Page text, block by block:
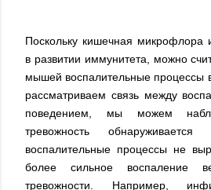
Поскольку кишечная микрофлора
в развитии иммунитета, можно
мышей воспалительные процессы
рассматриваем связь между
поведением, мы можем
тревожность
воспалительные процессы не
более сильное воспаление
тревожности. Например,